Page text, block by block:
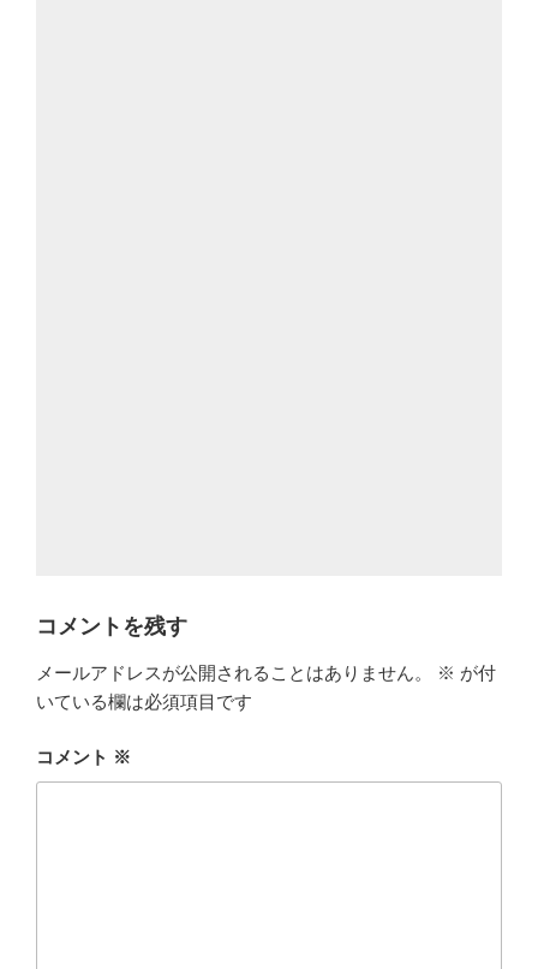
コメントを残す
メールアドレスが公開されることはありません。 ※ が付
いている欄は必須項目です
コメント ※